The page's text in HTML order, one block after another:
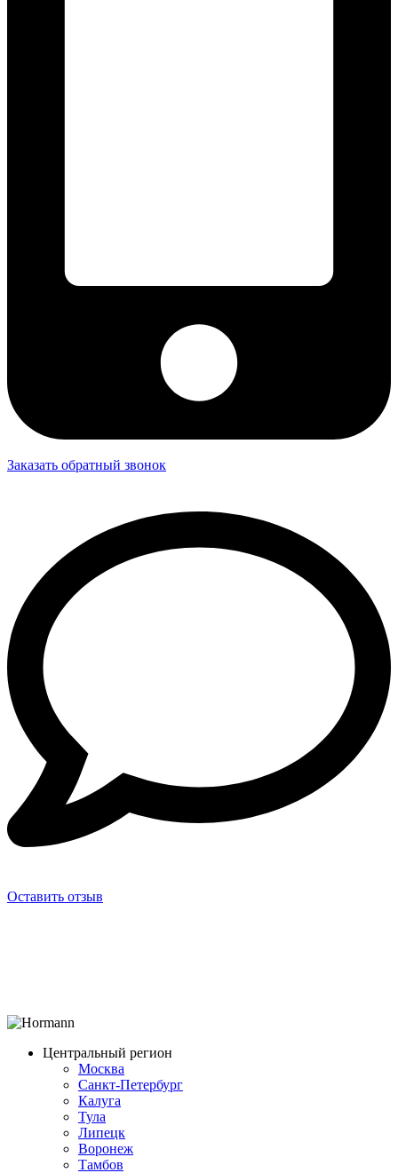
Заказать обратный звонок
Оставить отзыв
Центральный регион
Москва
Санкт-Петербург
Калуга
Тула
Липецк
Воронеж
Тамбов